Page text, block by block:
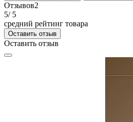
Отзывов2
5/ 5
средний рейтинг товара
Оставить отзыв
Оставить отзыв